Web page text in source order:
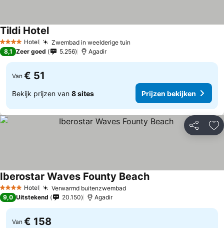
4 SterrenHotel Zwembad in weelderige tuin
Tildi Hotel
8,1 Zeer goed 5.256 Agadir
Van € 51
Bekijk prijzen van 8 sites Prijzen bekijken
Delen
4 SterrenHotel Verwarmd buitenzwembad
Iberostar Waves Founty Beach
9,0 Uitstekend 20.150 Agadir
Van € 158